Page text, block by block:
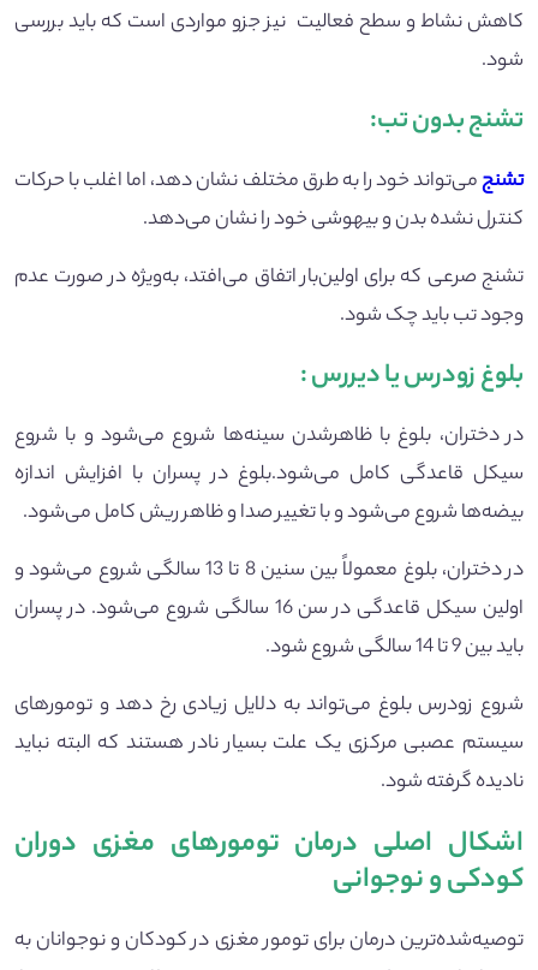
کاهش نشاط و سطح فعالیت نیز جزو مواردی است که باید بررسی
شود.
تشنج بدون تب:
تشنجمی‌تواند خود را به طرق مختلف نشان دهد، اما اغلب با حرکات
کنترل نشده بدن و بیهوشی خود را نشان می‌دهد.
تشنج صرعی که برای اولین‌بار اتفاق می‌افتد، به‌ویژه در صورت عدم
وجود تب باید چک شود.
بلوغ زودرس یا دیررس:
در دختران، بلوغ با ظاهرشدن سینه‌ها شروع می‌شود و با شروع
سیکل قاعدگی کامل می‌شود.بلوغ در پسران با افزایش اندازه
بیضه‌ها شروع می‌شود و با تغییر صدا و ظاهر ریش کامل می‌شود.
در دختران، بلوغ معمولاً بین سنین 8 تا 13 سالگی شروع می‌شود و
اولین سیکل قاعدگی در سن 16 سالگی شروع می‌شود. در پسران
باید بین 9 تا 14 سالگی شروع شود.
شروع زودرس بلوغ می‌تواند به دلایل زیادی رخ دهد و تومورهای
سیستم عصبی مرکزی یک علت بسیار نادر هستند که البته نباید
نادیده گرفته شود.
اشکال اصلی درمان تومورهای مغزی دوران
کودکی و نوجوانی
توصیه‌شده‌ترین درمان برای تومور مغزی در کودکان و نوجوانان به